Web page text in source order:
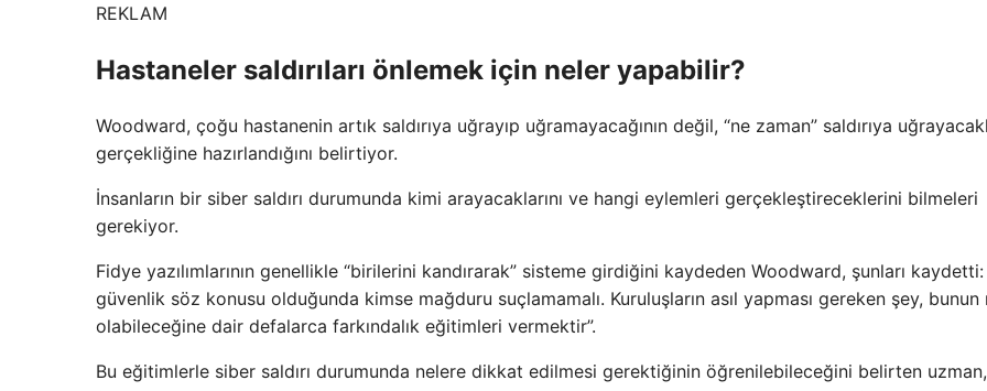
REKLAM
Hastaneler saldırıları önlemek için neler yapabilir?
Woodward, çoğu hastanenin artık saldırıya uğrayıp uğramayacağının değil, “ne zaman” saldırıya
gerçekliğine hazırlandığını belirtiyor.
İnsanların bir siber saldırı durumunda kimi arayacaklarını ve hangi eylemleri gerçekleştireceklerini bilmeleri
gerekiyor.
Fidye yazılımlarının genellikle “birilerini kandırarak” sisteme girdiğini kaydeden Woodward, şunları kaydetti:
güvenlik söz konusu olduğunda kimse mağduru suçlamamalı. Kuruluşların asıl yapması gereken şey, bunun
olabileceğine dair defalarca farkındalık eğitimleri vermektir”.
Bu eğitimlerle siber saldırı durumunda nelere dikkat edilmesi gerektiğinin öğrenilebileceğini belirten